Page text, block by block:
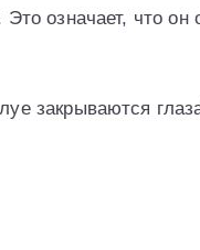
означает, что он
закрываются